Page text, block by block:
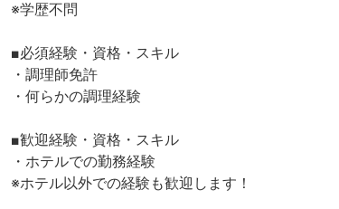
※学歴不問
■必須経験・資格・スキル
・調理師免許
・何らかの調理経験
■歓迎経験・資格・スキル
・ホテルでの勤務経験
※ホテル以外での経験も歓迎します！